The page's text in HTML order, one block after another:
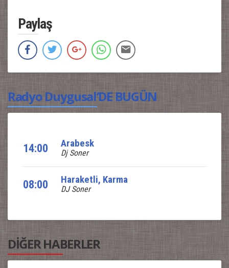
Paylaş
Radyo Duygusal’DE BUGÜN
14:00 Arabesk
Dj Soner
08:00 Haraketli, Karma
DJ Soner
DİĞER HABERLER